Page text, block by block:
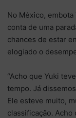
No México,
conta de uma
chances de estar
elogiado o
“Acho que Yuki
tempo. Já
Ele esteve muito,
classificação. Acho